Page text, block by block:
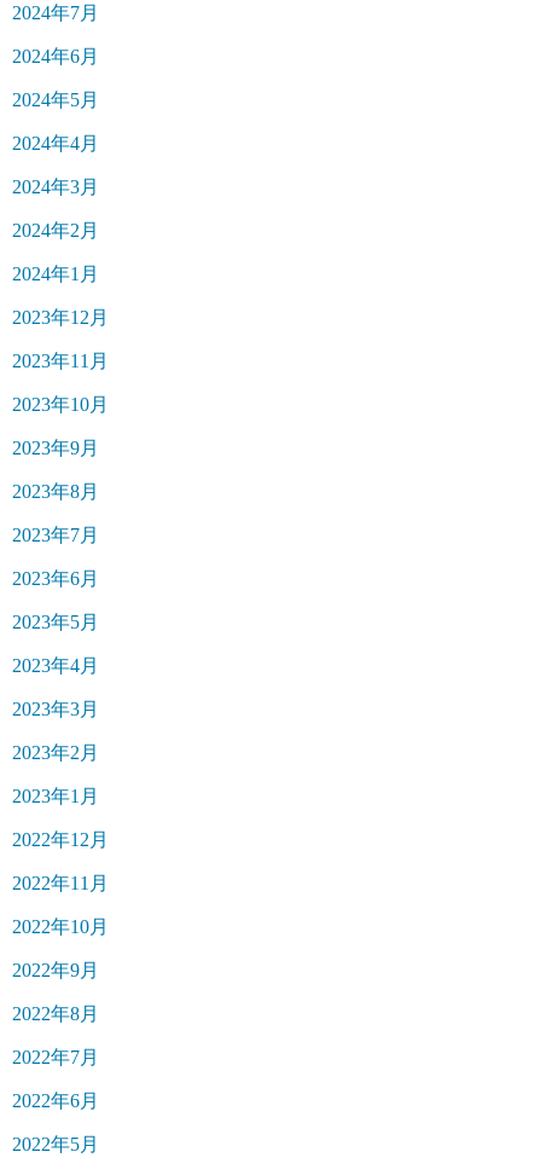
2024年7月
2024年6月
2024年5月
2024年4月
2024年3月
2024年2月
2024年1月
2023年12月
2023年11月
2023年10月
2023年9月
2023年8月
2023年7月
2023年6月
2023年5月
2023年4月
2023年3月
2023年2月
2023年1月
2022年12月
2022年11月
2022年10月
2022年9月
2022年8月
2022年7月
2022年6月
2022年5月